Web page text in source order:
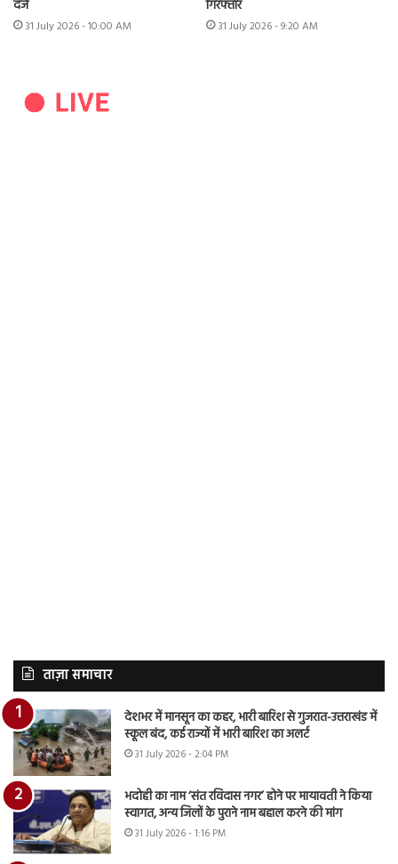
दर्ज
31 July 2026 - 10:00 AM
गिरफ्तार
31 July 2026 - 9:20 AM
ताज़ा समाचार
देशभर में मानसून का कहर, भारी बारिश से गुजरात-उत्तराखंड में
स्कूल बंद, कई राज्यों में भारी बारिश का अलर्ट
31 July 2026 - 2:04 PM
भदोही का नाम ‘संत रविदास नगर’ होने पर मायावती ने किया
स्वागत, अन्य जिलों के पुराने नाम बहाल करने की मांग
31 July 2026 - 1:16 PM